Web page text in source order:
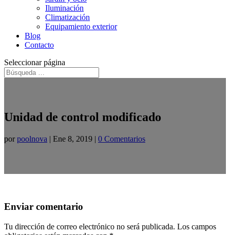
Iluminación
Climatización
Equipamiento exterior
Blog
Contacto
Seleccionar página
Unidad de control modificado
porpoolnova | Ene 8, 2019 | 0 Comentarios
Enviar comentario
Tu dirección de correo electrónico no será publicada. Los campos